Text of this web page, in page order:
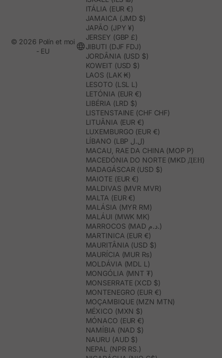
ITÁLIA (EUR €)
JAMAICA (JMD $)
JAPÃO (JPY ¥)
JERSEY (GBP £)
JIBUTI (DJF FDJ)
JORDÂNIA (USD $)
KOWEIT (USD $)
LAOS (LAK ₭)
LESOTO (LSL L)
LETÓNIA (EUR €)
LIBÉRIA (LRD $)
LISTENSTAINE (CHF CHF)
LITUÂNIA (EUR €)
LUXEMBURGO (EUR €)
LÍBANO (LBP ل.ل)
MACAU, RAE DA CHINA (MOP P)
MACEDÓNIA DO NORTE (MKD ДЕН)
MADAGÁSCAR (USD $)
MAIOTE (EUR €)
MALDIVAS (MVR MVR)
MALTA (EUR €)
MALÁSIA (MYR RM)
MALÁUI (MWK MK)
MARROCOS (MAD د.م.)
MARTINICA (EUR €)
MAURITÂNIA (USD $)
MAURÍCIA (MUR ₨)
MOLDÁVIA (MDL L)
MONGÓLIA (MNT ₮)
MONSERRATE (XCD $)
MONTENEGRO (EUR €)
MOÇAMBIQUE (MZN MTN)
MÉXICO (MXN $)
MÓNACO (EUR €)
NAMÍBIA (NAD $)
NAURU (AUD $)
NEPAL (NPR RS.)
© 2026 Polín et moi
- EU